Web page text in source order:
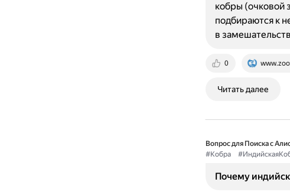
0
кобры (очковой
подбираются к
в
Читать далее
Вопрос для Поиска с
#Кобра
Почему